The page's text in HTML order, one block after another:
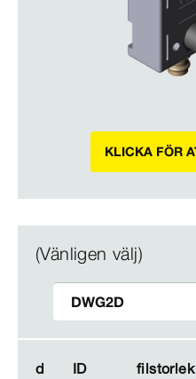
KLICKA FÖR
(Vänligen välj)
d ID filstorlek
d ID filstorlek